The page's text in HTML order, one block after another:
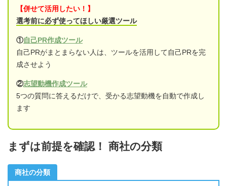
【併せて活用したい！】
選考前に必ず使ってほしい厳選ツール
①自己PR作成ツール
自己PRがまとまらない人は、ツールを活用して自己PRを完
成させよう
②志望動機作成ツール
5つの質問に答えるだけで、受かる志望動機を自動で作成し
ます
まずは前提を確認！ 商社の分類
商社の分類